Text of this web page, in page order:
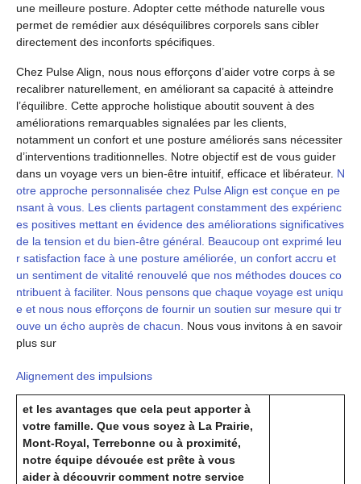
une meilleure posture. Adopter cette méthode naturelle vous
permet de remédier aux déséquilibres corporels sans cibler
directement des inconforts spécifiques.
Chez Pulse Align, nous nous efforçons d’aider votre corps à se
recalibrer naturellement, en améliorant sa capacité à atteindre
l’équilibre. Cette approche holistique aboutit souvent à des
améliorations remarquables signalées par les clients,
notamment un confort et une posture améliorés sans nécessiter
d’interventions traditionnelles. Notre objectif est de vous guider
dans un voyage vers un bien-être intuitif, efficace et libérateur. N
otre approche personnalisée chez Pulse Align est conçue en pe
nsant à vous. Les clients partagent constamment des expérienc
es positives mettant en évidence des améliorations significatives
de la tension et du bien-être général. Beaucoup ont exprimé leu
r satisfaction face à une posture améliorée, un confort accru et
un sentiment de vitalité renouvelé que nos méthodes douces co
ntribuent à faciliter. Nous pensons que chaque voyage est uniqu
e et nous nous efforçons de fournir un soutien sur mesure qui tr
ouve un écho auprès de chacun.
Nous vous invitons à en savoir
plus sur
Alignement des impulsions
et les avantages que cela peut apporter à
votre famille. Que vous soyez à La Prairie,
Mont-Royal, Terrebonne ou à proximité,
notre équipe dévouée est prête à vous
aider à découvrir comment notre service